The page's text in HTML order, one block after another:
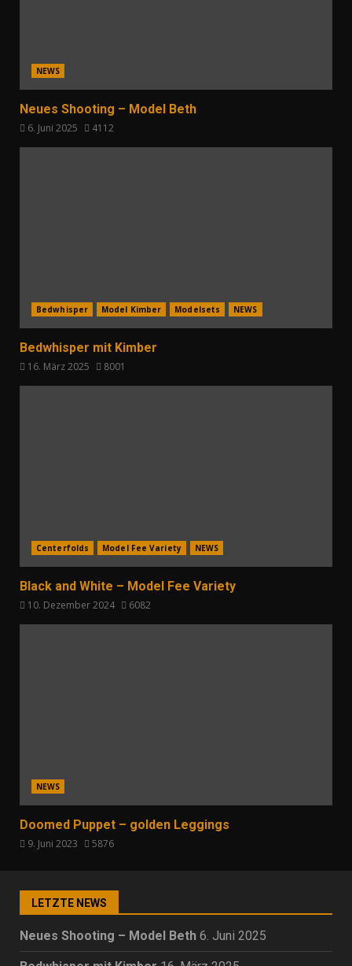
NEWS
Neues Shooting – Model Beth
6. Juni 2025 4112
Bedwhisper Model Kimber Modelsets NEWS
Bedwhisper mit Kimber
16. März 2025 8001
Centerfolds Model Fee Variety NEWS
Black and White – Model Fee Variety
10. Dezember 2024 6082
NEWS
Doomed Puppet – golden Leggings
9. Juni 2023 5876
LETZTE NEWS
Neues Shooting – Model Beth 6. Juni 2025